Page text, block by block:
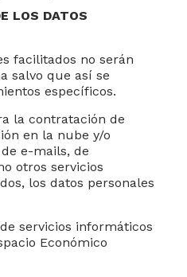
LOS DATOS
facilitados no serán
salvo que así se
específicos.
la contratación de
en la nube y/o
e-mails, de
otros servicios
los datos personales
servicios informáticos
Económico